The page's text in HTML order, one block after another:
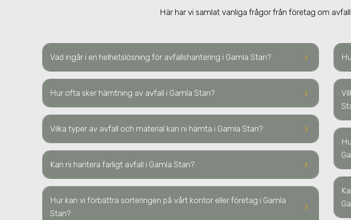
Här har vi samlat vanliga frågor från företag om
keyboard_arrow_right
Vad ingår i en helhetslösning för avfallshantering i Gamla Stan?
keyboard_arrow_right
Hur ofta sker hämtning av avfall i Gamla Stan?
keyboard_arrow_right
Vilka typer av avfall och material kan ni hämta i Gamla Stan?
keyboard_arrow_right
Kan ni hantera farligt avfall i Gamla Stan?
keyboard_arrow_right
Hur kan vi förbättra sorteringen på vårt kontor eller företag i Gamla
Stan?